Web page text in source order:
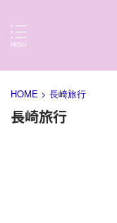
HOME > 長崎旅行
長崎旅行